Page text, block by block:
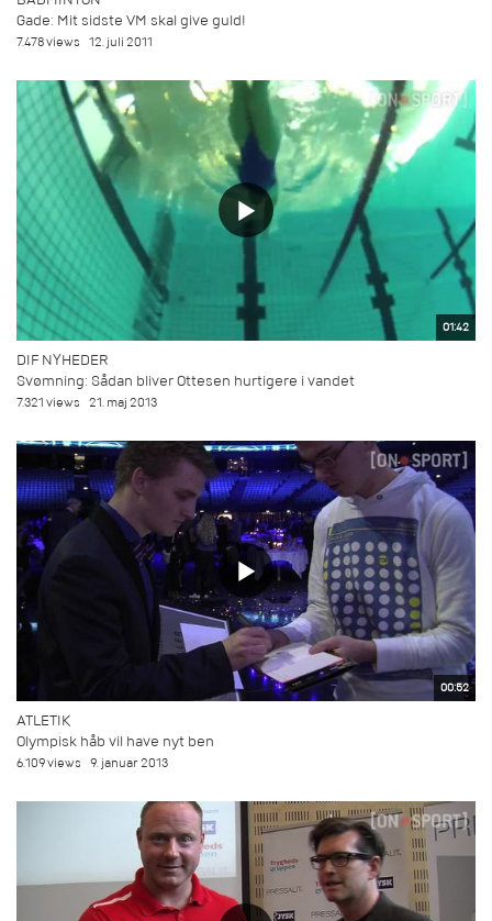
Gade: Mit sidste VM skal give guld!
7.478 views 12. juli 2011
01:42
DIF NYHEDER
Svømning: Sådan bliver Ottesen hurtigere i vandet
7.321 views 21. maj 2013
00:52
ATLETIK
Olympisk håb vil have nyt ben
6.109 views 9. januar 2013